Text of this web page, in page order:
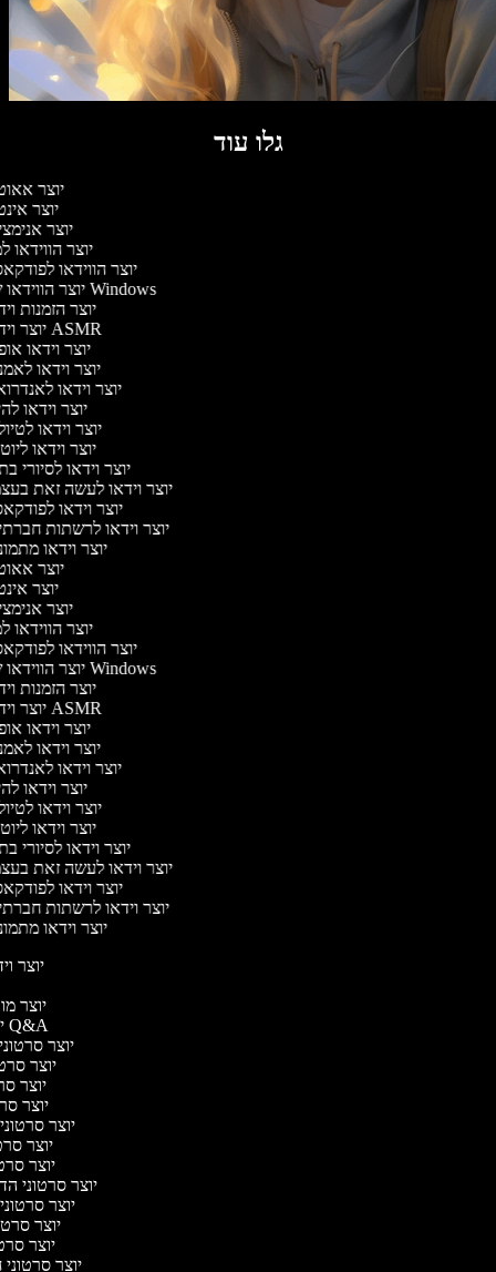
גלו עוד
יוצר
יוצר
יוצר
יוצר הווידאו
יוצר הווידאו
יוצר הווידאו של Windows
יוצר הזמנות
יוצר וידאו ASMR
יוצר וידאו
יוצר וידאו
יוצר וידאו
יוצר וידאו
יוצר וידאו
יוצר וידאו
יוצר וידאו לסיורי
יוצר וידאו לעשה זאת
יוצר וידאו
יוצר וידאו לרשתות
יוצר וידאו
יוצר
יוצר
יוצר
יוצר הווידאו
יוצר הווידאו
יוצר הווידאו של Windows
יוצר הזמנות
יוצר וידאו ASMR
יוצר וידאו
יוצר וידאו
יוצר וידאו
יוצר וידאו
יוצר וידאו
יוצר וידאו
יוצר וידאו לסיורי
יוצר וידאו לעשה זאת
יוצר וידאו
יוצר וידאו לרשתות
יוצר וידאו
יוצר
יוצר
יוצר סרטוני Q&A
יוצר
יוצר
יוצר
יוצר
יוצר סרטוני
יוצר
יוצר
יוצר סרטוני
יוצר
יוצר
יוצר
יוצר